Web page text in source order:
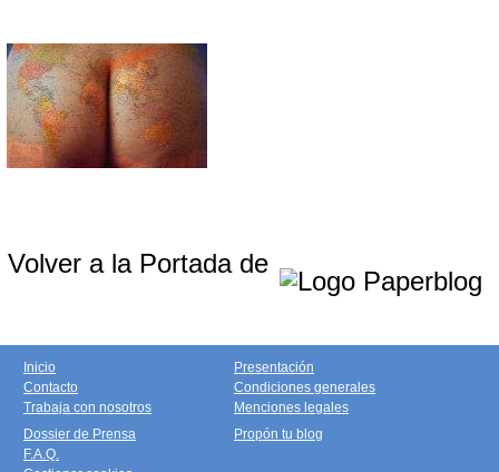
Volver a la Portada de
Inicio
Contacto
Trabaja con nosotros
Presentación
Condiciones generales
Menciones legales
Dossier de Prensa
F.A.Q.
Propón tu blog